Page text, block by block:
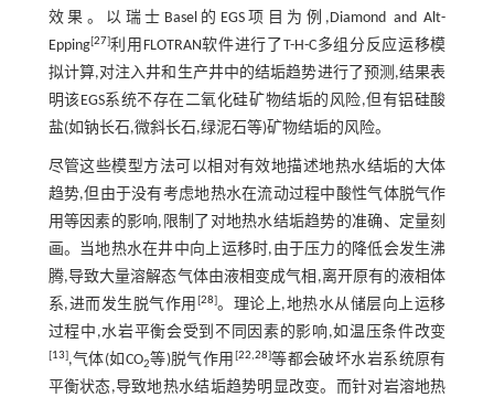
效果。以瑞士Basel的EGS项目为例,Diamond and Alt-
Epping[27]利用FLOTRAN软件进行了T-H-C多组分反应运移模
拟计算,对注入井和生产井中的结垢趋势进行了预测,结果表
明该EGS系统不存在二氧化硅矿物结垢的风险,但有铝硅酸
盐(如钠长石,微斜长石,绿泥石等)矿物结垢的风险。
尽管这些模型方法可以相对有效地描述地热水结垢的大体
趋势,但由于没有考虑地热水在流动过程中酸性气体脱气作
用等因素的影响,限制了对地热水结垢趋势的准确、定量刻
画。当地热水在井中向上运移时,由于压力的降低会发生沸
腾,导致大量溶解态气体由液相变成气相,离开原有的液相体
系,进而发生脱气作用 [28]。理论上,地热水从储层向上运移
过程中,水岩平衡会受到不同因素的影响,如温压条件改变
[13],气体(如CO2等)脱气作用 [22,28]等都会破坏水岩系统原有
平衡状态,导致地热水结垢趋势明显改变。而针对岩溶地热